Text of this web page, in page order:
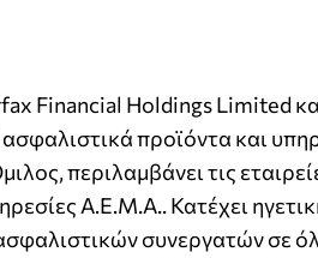
Financial Holdings Limited
προϊόντα και
περιλαμβάνει τις
Α.Ε.Μ.Α.. Κατέχει
συνεργατών σε